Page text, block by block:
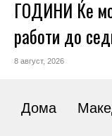
ГОДИНИ Ќе
работи до
8 август, 2026
Дома